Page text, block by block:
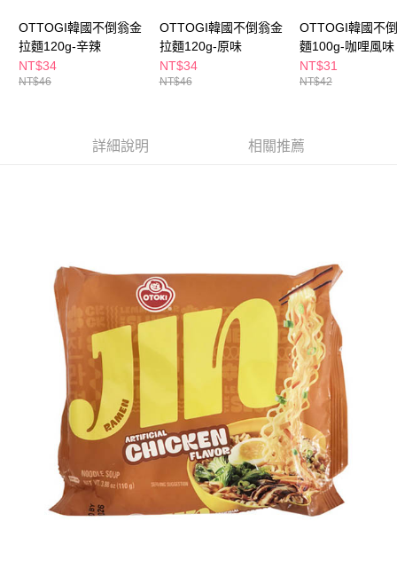
【「AFTEE先享後付」結帳流程】
１．於結帳方式選擇「AFTEE先享後付」後，將跳轉至「AFTEE先享後付」
結帳頁面，進行簡訊認證並確認金額後，即可完成結帳。
２．訂單成立數日內，您將收到繳費通知簡訊。
※ 請注意：結帳手續完成當下不需立刻繳費，但若您需要取消訂單，請聯絡
購買商品的店家。未經商家同意取消之訂單仍視為有效，需透過AFTEE先享
１．透過由恩沛科技股份有限公司提供之「AFTEE先享後付」服務完成之交
易，需依本服務之必要範圍內提供個人資料，並將交易相關給付款項請求債
權轉讓予恩沛科技股份有限公司。
２．關於個人資料處理事宜，請瀏覽以下網址：
https://aftee.tw/terms/#terms3
３．未成年的使用者請事先徵得法定代理人或監護人之同意方可使用
「AFTEE先享後付」，若未經同意申辦者引起之損失，本公司不負相關責
４．使用「AFTEE先享後付」時，將依據個別帳號之用戶狀況，依本公司即
時審查核予不同之上限額度；若仍有額度不足之情形，本公司將視審查結果
請求用戶進行身份認證。
５．嚴禁一人註冊多個帳號或使用他人資訊註冊。若發現惡意使用之情形，
恩沛科技股份有限公司將有權停止該用戶之使用額度並採取法律行動。
每筆NT$65，滿NT$390(含以上)免運費
付款後全家取貨
每筆NT$65，滿NT$490(含以上)免運費
每筆NT$65，滿NT$490(含以上)免運費
付款後7-11取貨
每筆NT$65，滿NT$490(含以上)免運費
宅配(本島)
每筆NT$100，滿NT$790(含以上)免運費
付款後寶雅門市自取(由倉庫統一出貨)
每筆NT$80，滿NT$290(含以上)免運費
OTTOGI韓國不倒翁金
拉麵120g-辛辣
NT$34
NT$46
OTTOGI韓國不倒翁金
拉麵120g-原味
NT$34
NT$46
OTTOGI韓國不
麵100g-咖哩風味
NT$31
NT$42
詳細說明 相關推薦